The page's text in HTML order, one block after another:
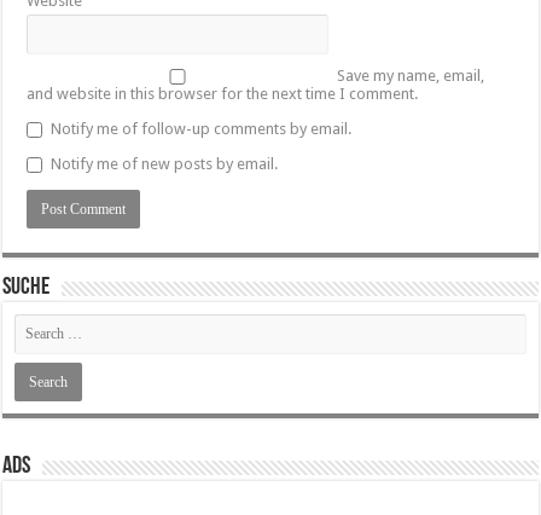
Save my name, email,
and website in this browser for the next time I comment.
Notify me of follow-up comments by email.
Notify me of new posts by email.
SUCHE
ADS